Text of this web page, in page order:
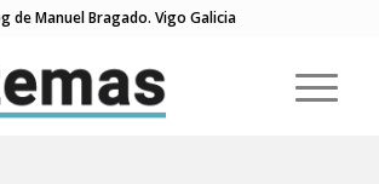
de Manuel Bragado. Vigo Galicia